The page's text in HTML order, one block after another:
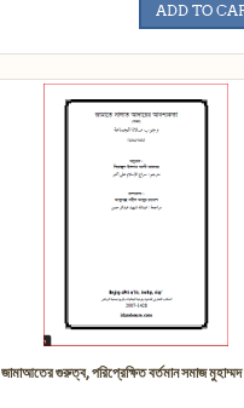
ADD TO
জামাআতের গুরুত্ব, পরিপ্রেক্ষিত বর্তমান সমাজ